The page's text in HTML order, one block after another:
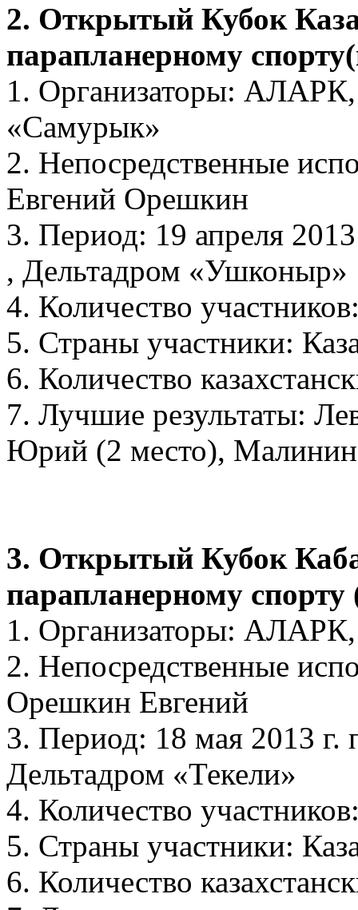
2. Открытый Кубок
парапланерному
1. Организаторы:
«Самурык»
2. Непосредственные
Евгений Орешкин
3. Период: 19 апреля
, Дельтадром «Ушконыр»
4. Количество
5. Страны участники:
6. Количество
7. Лучшие результаты:
Юрий (2 место), Малинин
3. Открытый Кубок
парапланерному
1. Организаторы:
2. Непосредственные
Орешкин Евгений
3. Период: 18 мая 2013 г.
Дельтадром «Текели»
4. Количество
5. Страны участники:
6. Количество